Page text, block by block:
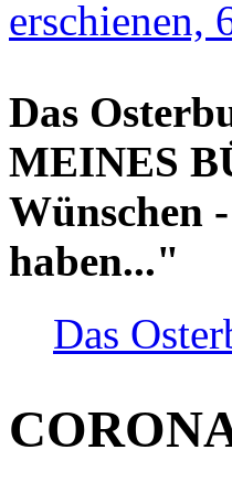
erschienen,
Das
MEINES
Wünschen
haben..."
Das